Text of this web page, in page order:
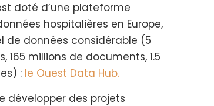
doté d’une plateforme
hospitalières en Europe,
de données considérable (5
165 millions de documents, 1.5
: le Ouest Data Hub.
développer des projets